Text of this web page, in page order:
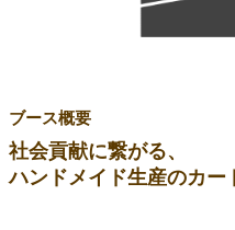
ブース概要
社会貢献に繋がる、
ハンドメイド生産のカー